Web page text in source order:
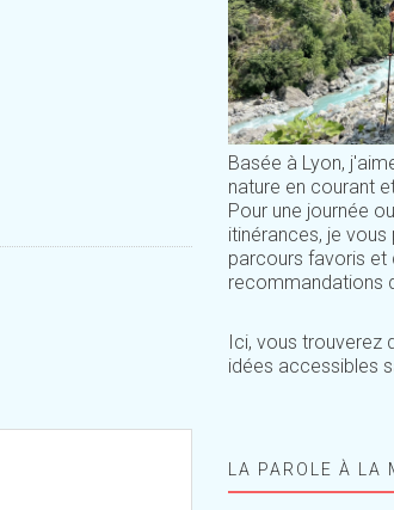
Basée à Lyon,
nature en courant
Pour une journée
itinérances, je
parcours favoris et
recommandations
Ici, vous trouverez
idées accessibles
LA PAROLE À LA